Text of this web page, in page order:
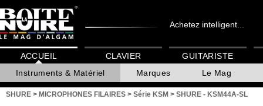
Achetez intelligent...
ACCUEIL
Instruments & Matériel
Marques Le Mag
CLAVIER GUITARISTE
SHURE > MICROPHONES FILAIRES > Série KSM > SHURE - KSM44A-SL